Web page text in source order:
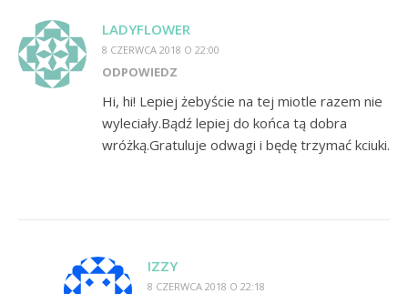
LADYFLOWER
8 CZERWCA 2018 O 22:00
ODPOWIEDZ
Hi, hi! Lepiej żebyście na tej miotle razem nie
wyleciały.Bądź lepiej do końca tą dobra
wróżką.Gratuluje odwagi i będę trzymać kciuki.
IZZY
8 CZERWCA 2018 O 22:18